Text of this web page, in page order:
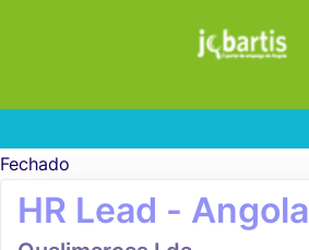
Fechado
HR Lead - Angola